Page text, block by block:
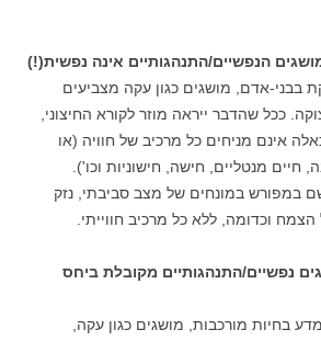
בבני-אדם, מושגים כגון עקה מצביעים
ככל שהדבר ייראה מוזר לקורא החיצוני,
אינם מניחים כל מרכיב של חוויה (או
מנטליים, חישה, חישוניות וכו').
במפורש במונחים של מצב סביבתי, נזק
וכדומה, ללא כל מרכיב חווייתי.
נפשיים/התנהגותיים מקובלת ביחס
בחיות מורכבות, מושגים כגון עקה,